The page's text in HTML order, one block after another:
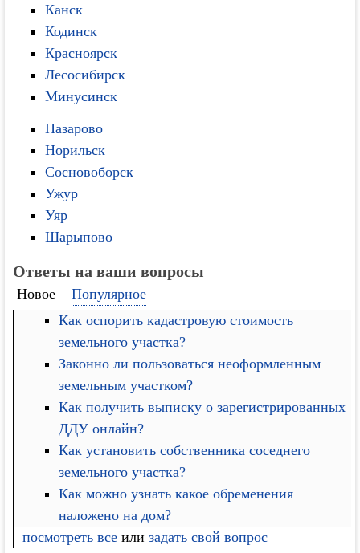
Канск
Кодинск
Красноярск
Лесосибирск
Минусинск
Назарово
Норильск
Сосновоборск
Ужур
Уяр
Шарыпово
Ответы на ваши вопросы
Новое
Популярное
Как оспорить кадастровую стоимость
земельного участка?
Законно ли пользоваться неоформленным
земельным участком?
Как получить выписку о зарегистрированных
ДДУ онлайн?
Как установить собственника соседнего
земельного участка?
Как можно узнать какое обременения
наложено на дом?
посмотреть все илизадать свой вопрос